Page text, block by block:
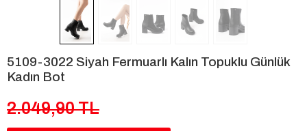
5109-3022 Siyah Fermuarlı Kalın Topuklu Günlük
Kadın Bot
2.049,90 TL